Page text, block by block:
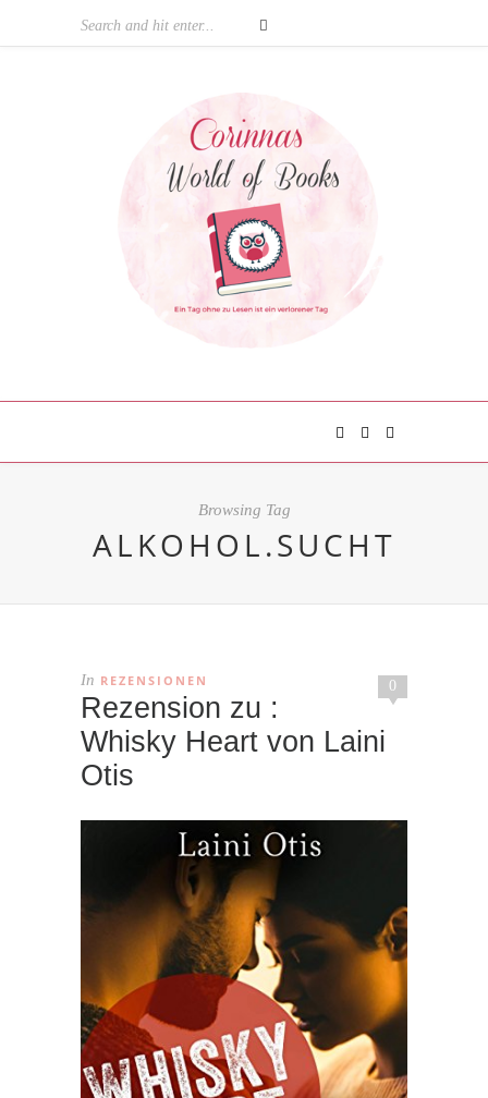
Browsing Tag
ALKOHOL.SUCHT
0
In REZENSIONEN
Rezension zu :
Whisky Heart von Laini
Otis